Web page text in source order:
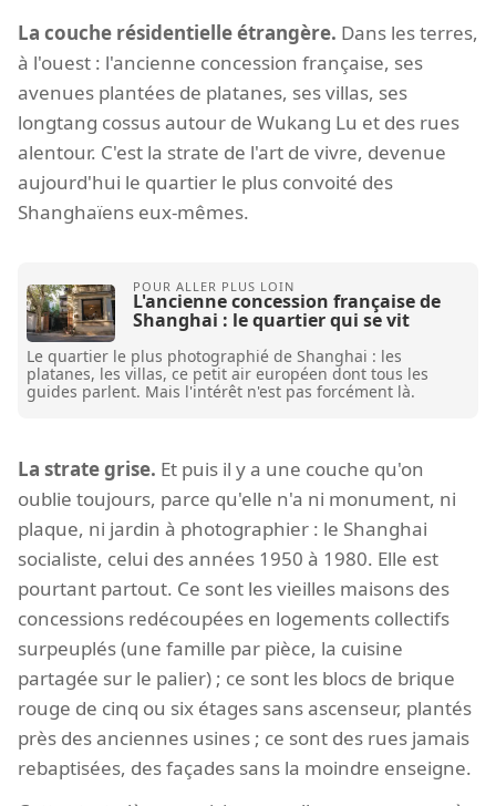
La couche résidentielle étrangère. Dans les terres,
à l'ouest : l'ancienne concession française, ses
avenues plantées de platanes, ses villas, ses
longtang cossus autour de Wukang Lu et des rues
alentour. C'est la strate de l'art de vivre, devenue
aujourd'hui le quartier le plus convoité des
Shanghaïens eux-mêmes.
L'ancienne concession française de
Shanghai : le quartier qui se vit
Le quartier le plus photographié de Shanghai : les
platanes, les villas, ce petit air européen dont tous les
guides parlent. Mais l'intérêt n'est pas forcément là.
La strate grise. Et puis il y a une couche qu'on
oublie toujours, parce qu'elle n'a ni monument, ni
plaque, ni jardin à photographier : le Shanghai
socialiste, celui des années 1950 à 1980. Elle est
pourtant partout. Ce sont les vieilles maisons des
concessions redécoupées en logements collectifs
surpeuplés (une famille par pièce, la cuisine
partagée sur le palier) ; ce sont les blocs de brique
rouge de cinq ou six étages sans ascenseur, plantés
près des anciennes usines ; ce sont des rues jamais
rebaptisées, des façades sans la moindre enseigne.